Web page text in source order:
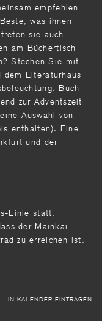
empfehlen
was ihnen
sie auch
am Büchertisch
Stechen Sie mit
Literaturhaus
Buch
zur Adventszeit
Auswahl von
enthalten). Eine
und der
Linie statt.
der Mainkai
zu erreichen ist.
IN KALENDER EINTRAGEN